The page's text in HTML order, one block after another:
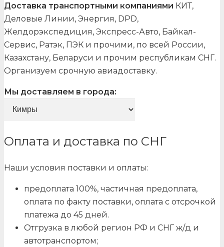
Доставка транспортными компаниями КИТ,
Деловые Линии, Энергия, DPD,
Желдорэкспедиция, Экспресс-Авто, Байкал-
Сервис, Ратэк, ПЭК и прочими, по всей России,
Казахстану, Беларуси и прочим республикам СНГ.
Организуем срочную авиадоставку.
Мы доставляем в города:
Оплата и доставка по СНГ
Наши условия поставки и оплаты:
предоплата 100%, частичная предоплата,
оплата по факту поставки, оплата с отсрочкой
платежа до 45 дней.
Отгрузка в любой регион РФ и СНГ ж/д и
автотранспортом;